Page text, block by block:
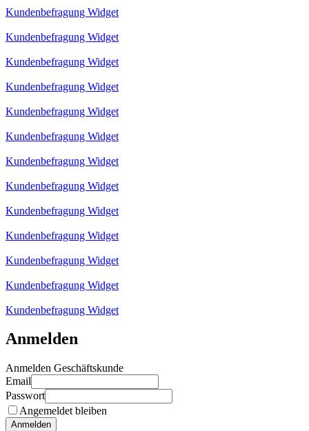
Kundenbefragung Widget
Kundenbefragung Widget
Kundenbefragung Widget
Kundenbefragung Widget
Kundenbefragung Widget
Kundenbefragung Widget
Kundenbefragung Widget
Kundenbefragung Widget
Kundenbefragung Widget
Kundenbefragung Widget
Kundenbefragung Widget
Kundenbefragung Widget
Kundenbefragung Widget
Anmelden
Anmelden Geschäftskunde
Email
Passwort
Angemeldet bleiben
Anmelden